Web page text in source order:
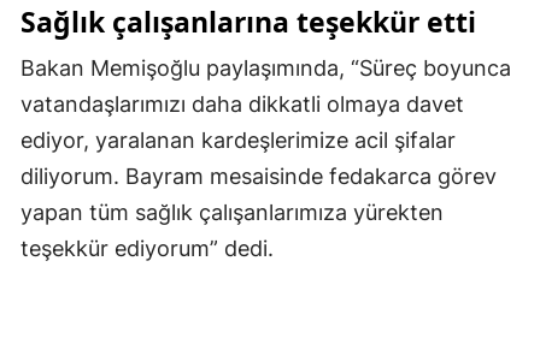
Kütahya
Malatya
Manisa
Kahramanmaraş
Mardin
Sağlık çalışanlarına teşekkür etti
Bakan Memişoğlu paylaşımında, “Süreç boyunca
vatandaşlarımızı daha dikkatli olmaya davet
ediyor, yaralanan kardeşlerimize acil şifalar
diliyorum. Bayram mesaisinde fedakarca görev
yapan tüm sağlık çalışanlarımıza yürekten
teşekkür ediyorum” dedi.